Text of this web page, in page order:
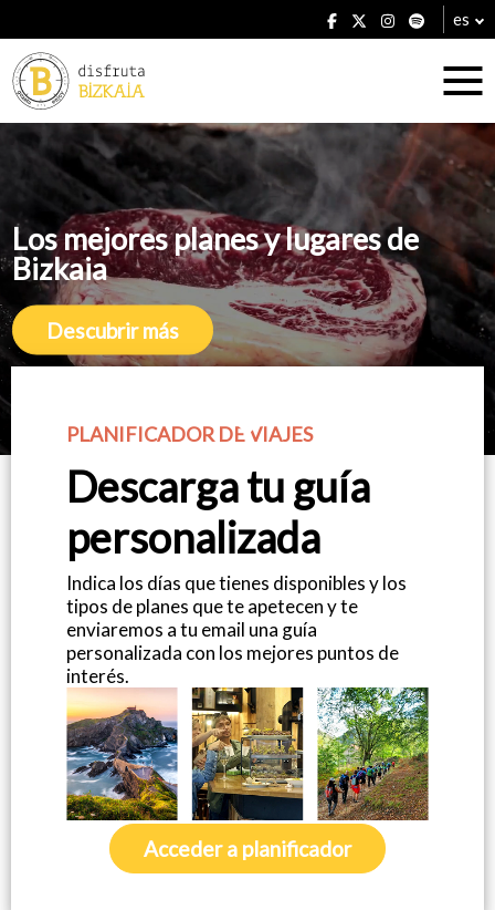
es
Alojamientos
Restaurantes
Planes
Quiénes somos
Añade tu negocio
Los mejores planes y lugares de
Bizkaia
Descubrir más
Los mejores planes y lugares de
Bizkaia
Descubrir más
Los mejores planes y lugares de
Bizkaia
Descubrir más
PLANIFICADOR DE VIAJES
Descarga tu guía
personalizada
Indica los días que tienes disponibles y los
tipos de planes que te apetecen y te
enviaremos a tu email una guía
personalizada con los mejores puntos de
interés.
Acceder a planificador